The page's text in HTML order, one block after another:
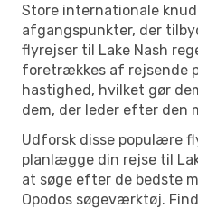
Store internationale
afgangspunkter, der
flyrejser til Lake Nash
foretrækkes af rejsende
hastighed, hvilket gør
dem, der leder efter den
Udforsk disse populære
planlægge din rejse til
at søge efter de bedste
Opodos søgeværktøj.